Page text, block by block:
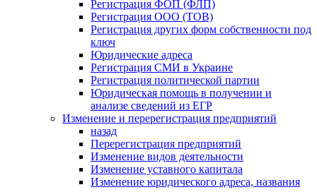
Регистрация ФОП (ФЛП)
Регистрация ООО (ТОВ)
Регистрация других форм собственности под
ключ
Юридические адреса
Регистрация СМИ в Украине
Регистрация политической партии
Юридическая помощь в получении и
анализе сведений из ЕГР
Изменение и перерегистрация предприятий
назад
Перерегистрация предприятий
Изменение видов деятельности
Изменение уставного капитала
Изменение юридического адреса, названия